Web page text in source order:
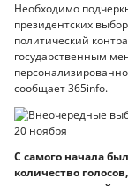
Необходимо
президентских
политический
государственным
сообщает 365info.
С самого начала
количество